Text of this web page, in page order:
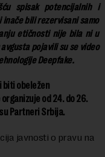
spisak potencijalnih i
bili rezervisani samo
etičnosti nije bila ni u
pojavili su se video
Deepfake.
biti obeležen
od 24. do 26.
Partneri Srbija.
javnosti o pravu na